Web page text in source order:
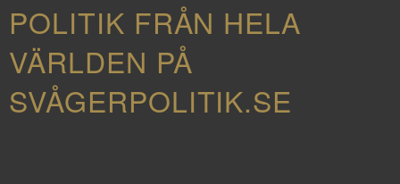
POLITIK FRÅN HELA
VÄRLDEN PÅ
SVÅGERPOLITIK.SE